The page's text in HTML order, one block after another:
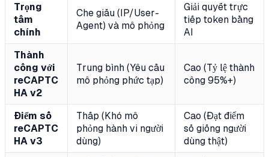
Trọng
tâm
chính
Che giấu (IP/User-
Agent) và mô phỏng
Giải quyết trực
tiếp token bằng
AI
Thành
công với
reCAPTC
HA v2
Trung bình (Yêu cầu
mô phỏng phức tạp)
Cao (Tỷ lệ thành
công 95%+)
Điểm số
reCAPTC
HA v3
Thấp (Khó mô
phỏng hành vi người
dùng)
Cao (Đạt điểm
số giống người
dùng thật)